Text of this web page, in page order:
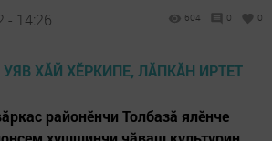
- 14:26 604 0 0
районӗнчи Толбазă ялӗнче